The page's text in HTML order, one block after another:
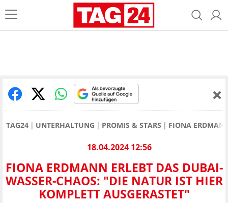
TAG24 UNTERHALTUNG PROMIS & STARS FIONA
18.04.2024 12:56
FIONA ERDMANN ERLEBT DAS DUBAI-
WASSER-CHAOS: "DIE NATUR IST HIER
KOMPLETT AUSGERASTET"